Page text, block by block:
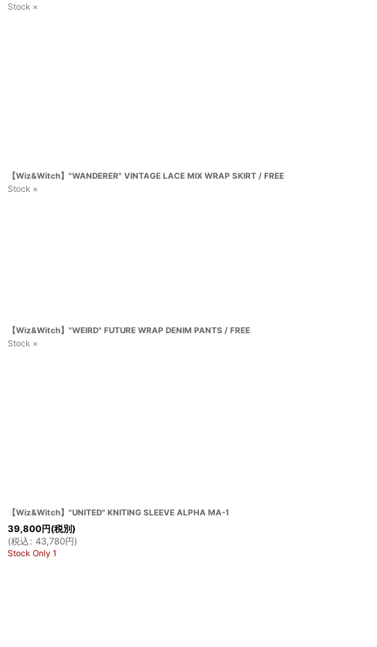
Stock ×
【Wiz&Witch】"WANDERER" VINTAGE LACE MIX WRAP SKIRT / FREE
Stock ×
【Wiz&Witch】"WEIRD" FUTURE WRAP DENIM PANTS / FREE
Stock ×
【Wiz&Witch】"UNITED" KNITING SLEEVE ALPHA MA-1
39,800円(税別)
(税込: 43,780円)
Stock Only 1